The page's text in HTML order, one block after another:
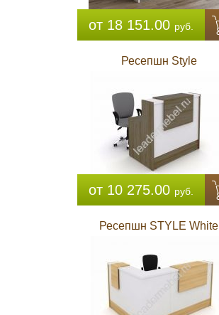
от 18 151.00 руб.
Ресепшн Style
от 10 275.00 руб.
Ресепшн STYLE White